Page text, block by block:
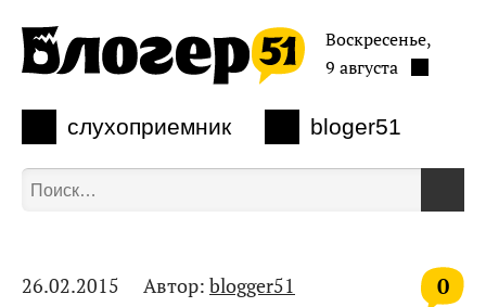
слухоприемник bloger51
Воскресенье,
9 августа
0
26.02.2015 Автор: blogger51